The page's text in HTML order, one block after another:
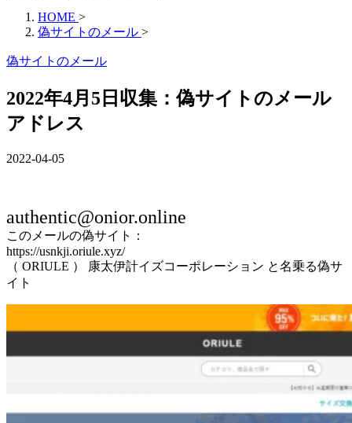
HOME >
偽サイトのメール >
偽サイトのメール
2022年4月5日収集：偽サイトのメール
アドレス
2022-04-05
authentic@onior.online
このメールの偽サイト：
https://usnkji.oriule.xyz/
（ ORIULE ） 康太伊計イズコーポレーション と名乗る偽サ
イト